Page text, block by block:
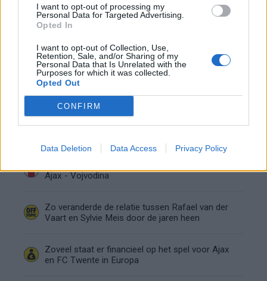
I want to opt-out of processing my
Personal Data for Targeted Advertising.
Opted In
I want to opt-out of Collection, Use,
Retention, Sale, and/or Sharing of my
Personal Data that Is Unrelated with the
Purposes for which it was collected.
Opted Out
CONFIRM
Data Deletion Data Access Privacy Policy
geschiedenis
de basis bij FC Barcelona
Servische media vergelijken Ajax-talent Abdellah
Ajax zet grote stap richting volgende ronde na
Ajax - Vojvodina
Zo veranderde de relatie tussen Rafael van der
Vaart en Sylvie Meis door de jaren heen
Zoveel staat er financieel op het spel voor Ajax
en FC Twente in Europa